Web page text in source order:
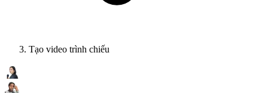
Tạo video trình chiếu